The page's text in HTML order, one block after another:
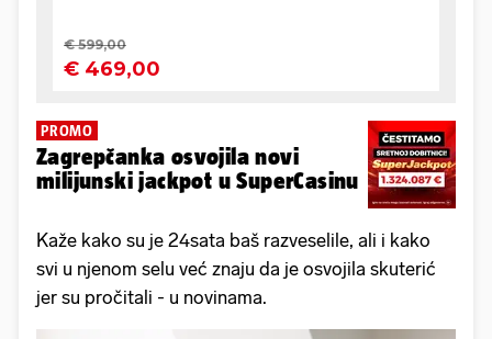
PROMO
Zagrepčanka osvojila novi
milijunski jackpot u SuperCasinu
Kaže kako su je 24sata baš razveselile, ali i kako
svi u njenom selu već znaju da je osvojila skuterić
jer su pročitali - u novinama.